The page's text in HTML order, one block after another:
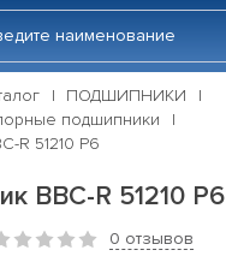
ПОДШИПНИКИ
подшипники
R 51210 P6
BBC-R 51210 P6
0 отзывов